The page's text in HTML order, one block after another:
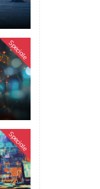
Speciale
Speciale